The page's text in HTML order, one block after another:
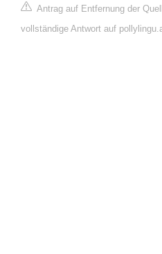
Antrag auf Entfernung der
vollständige Antwort auf